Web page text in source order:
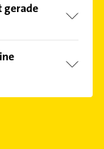
den
Sie sich
gerade